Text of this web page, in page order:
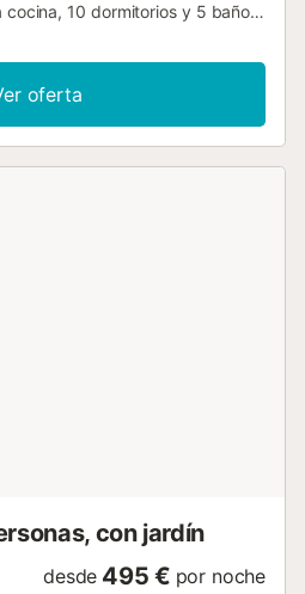
cocina, 10 dormitorios y 5 baños,
televisión, aire acondicionado,
y piscina. Además, hay una
También hay una cuna
vacaciones ofrece una piscina
oferta
con jardín
desde 495 € por noche